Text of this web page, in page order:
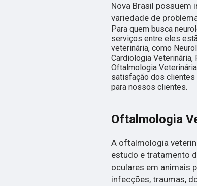
Nova Brasil possuem
variedade de
Para quem busca
serviços entre eles
veterinária, como
Cardiologia Veterinária,
Oftalmologia
satisfação dos clientes
para nossos clientes.
Oftalmologia
A oftalmologia
estudo e tratamento
oculares em animais
infecções, traumas,